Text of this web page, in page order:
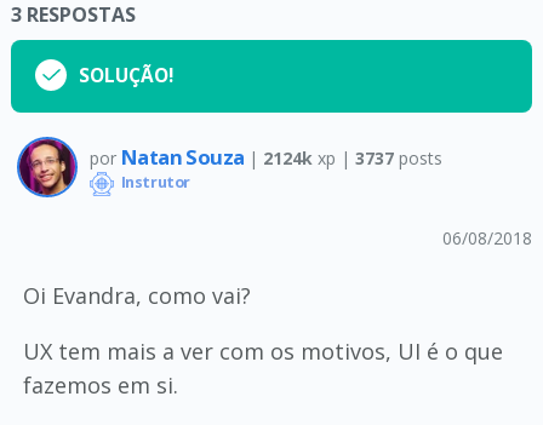
3 RESPOSTAS
SOLUÇÃO!
por Natan Souza | 2124k xp | 3737posts
Instrutor
06/08/2018
Oi Evandra, como vai?
UX tem mais a ver com os motivos, UI é o que
fazemos em si.